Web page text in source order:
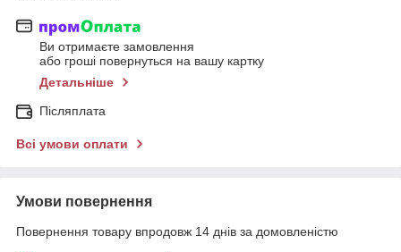
Ви отримаєте замовлення
або гроші повернуться на вашу картку
Детальніше
Післяплата
Всі умови оплати
Умови повернення
Повернення товару впродовж 14 днів за домовленістю